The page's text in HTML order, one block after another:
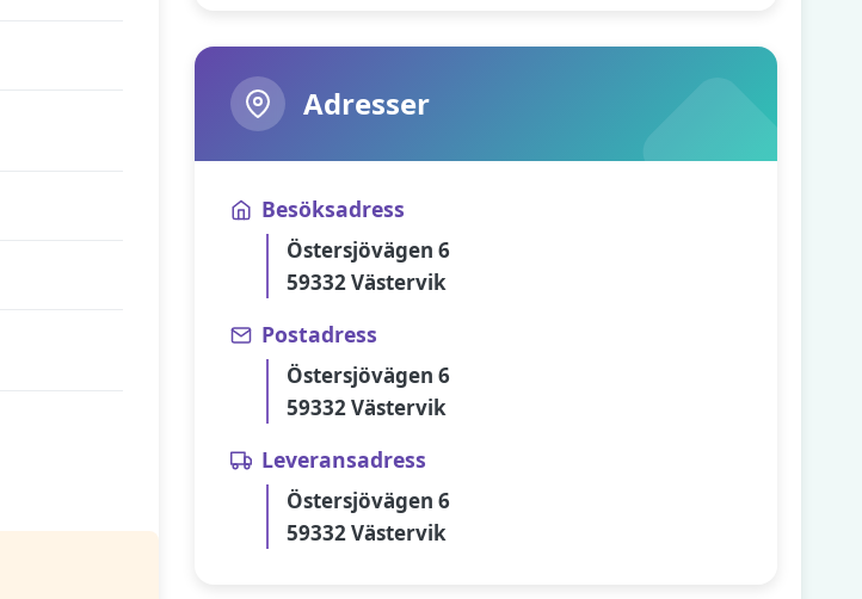
Adresser
Besöksadress
Östersjövägen 6
59332 Västervik
Postadress
Östersjövägen 6
59332 Västervik
Leveransadress
Östersjövägen 6
59332 Västervik